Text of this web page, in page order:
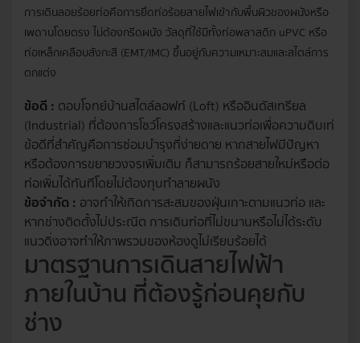
การเดินลอยร้อยท่อคือการยึดท่อร้อยสายไฟเข้ากับพื้นผิวของผนังหรือ
เพดานโดยตรง ไม่ต้องกรีดผนัง วัสดุที่ใช้มีทั้งท่อพลาสติก uPVC หรือ
ท่อเหล็กเคลือบสังกะสี (EMT/IMC) ขึ้นอยู่กับความเหมาะสมและสไตล์การ
ตกแต่ง
ข้อดี : ตอบโจทย์บ้านสไตล์ลอฟท์ (Loft) หรืออินดัสเทรียล
(Industrial) ที่ต้องการโชว์โครงสร้างและแนวท่อเพื่อความดิบเท่
ข้อดีที่สำคัญคือการซ่อมบำรุงที่ง่ายดาย หากสายไฟมีปัญหา
หรือต้องการขยายวงจรเพิ่มเติม ก็สามารถร้อยสายใหม่หรือต่อ
ท่อเพิ่มได้ทันทีโดยไม่ต้องทุบทำลายผนัง
ข้อจำกัด : อาจทำให้เกิดการสะสมของฝุ่นเกาะตามแนวท่อ และ
หากช่างติดตั้งไม่ประณีต การเดินท่อที่ไม่ขนานหรือไม่ได้ระดับ
แนวดิ่งอาจทำให้ภาพรวมของห้องดูไม่เรียบร้อยได้
มาตรฐานการเดินสายไฟฟ้า
ภายในบ้าน ที่ต้องรู้ก่อนคุยกับ
ช่าง